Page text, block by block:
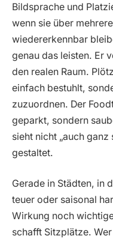
Bildsprache und
wenn sie über
wiedererkennbar
genau das leisten. Er
den realen Raum.
einfach bestuhlt,
zuzuordnen. Der
geparkt, sondern
sieht nicht „auch
gestaltet.
Gerade in Städten, in
teuer oder saisonal
Wirkung noch
schafft Sitzplätze.